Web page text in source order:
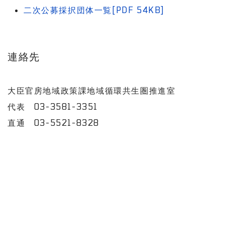
二次公募採択団体一覧[PDF 54KB]
連絡先
大臣官房地域政策課地域循環共生圏推進室
代表 03-3581-3351
直通 03-5521-8328